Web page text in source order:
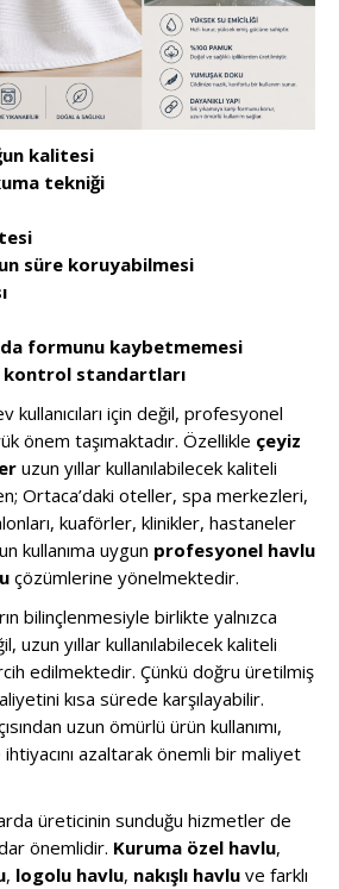
kalitesi
tekniği
süre koruyabilmesi
formunu kaybetmemesi
standartları
kullanıcıları için değil, profesyonel
önem taşımaktadır. Özellikle çeyiz
uzun yıllar kullanılabilecek kaliteli
Ortaca’daki oteller, spa merkezleri,
kuaförler, klinikler, hastaneler
kullanıma uygun profesyonel havlu
çözümlerine yönelmektedir.
bilinçlenmesiyle birlikte yalnızca
uzun yıllar kullanılabilecek kaliteli
edilmektedir. Çünkü doğru üretilmiş
kısa sürede karşılayabilir.
uzun ömürlü ürün kullanımı,
azaltarak önemli bir maliyet
üreticinin sunduğu hizmetler de
önemlidir. Kuruma özel havlu,
, logolu havlu, nakışlı havlu ve farklı